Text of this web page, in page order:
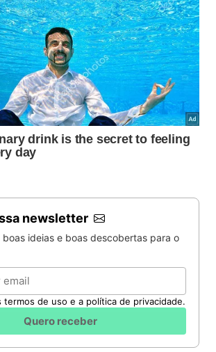
newsletter
boas ideias e boas descobertas para o
termos de uso e a política de privacidade.
Quero receber